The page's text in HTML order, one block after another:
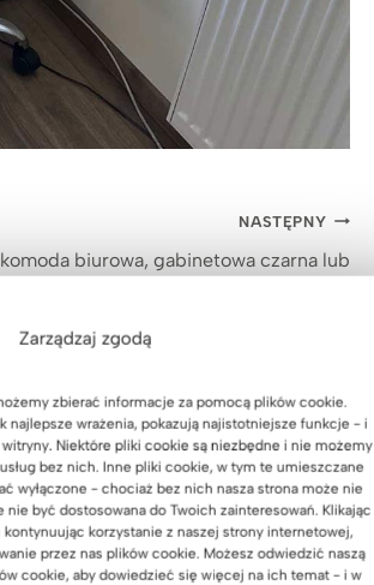
Zarządzaj zgodą
zbierać informacje za pomocą plików cookie.
najlepsze wrażenia, pokazują najistotniejsze funkcje - i
witryny. Niektóre pliki cookie są niezbędne i nie możemy
bez nich. Inne pliki cookie, w tym te umieszczane
wyłączone - chociaż bez nich nasza strona może nie
nie być dostosowana do Twoich zainteresowań. Klikając
korzystanie z naszej strony internetowej,
przez nas plików cookie. Możesz odwiedzić naszą
cookie, aby dowiedzieć się więcej na ich temat - i w
NASTĘPNY
biurowa, gabinetowa czarna lub